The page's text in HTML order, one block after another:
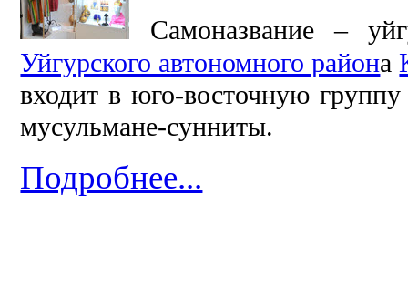
Самоназвание –
Уйгурского автономного района
входит в юго-восточную
мусульмане-сунниты.
Подробнее...